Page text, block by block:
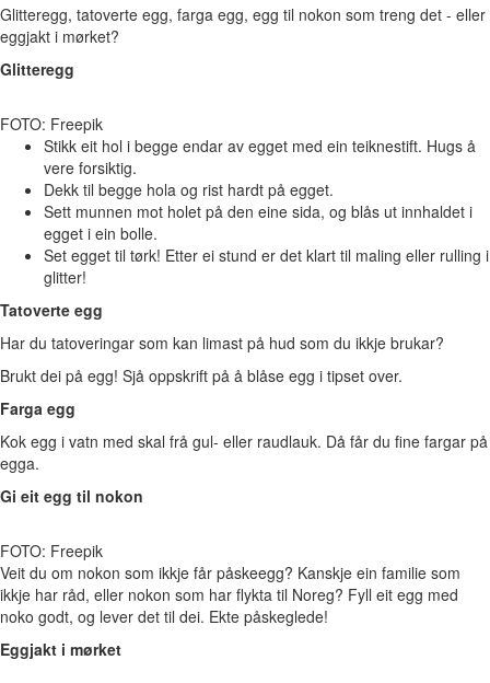
Glitteregg, tatoverte egg, farga egg, egg til nokon som treng det - eller
eggjakt i mørket?
Glitteregg
FOTO: Freepik
Stikk eit hol i begge endar av egget med ein teiknestift. Hugs å
vere forsiktig.
Dekk til begge hola og rist hardt på egget.
Sett munnen mot holet på den eine sida, og blås ut innhaldet i
egget i ein bolle.
Set egget til tørk! Etter ei stund er det klart til maling eller rulling i
glitter!
Tatoverte egg
Har du tatoveringar som kan limast på hud som du ikkje brukar?
Brukt dei på egg! Sjå oppskrift på å blåse egg i tipset over.
Farga egg
Kok egg i vatn med skal frå gul- eller raudlauk. Då får du fine fargar på
egga.
Gi eit egg til nokon
FOTO: Freepik
Veit du om nokon som ikkje får påskeegg? Kanskje ein familie som
ikkje har råd, eller nokon som har flykta til Noreg? Fyll eit egg med
noko godt, og lever det til dei. Ekte påskeglede!
Eggjakt i mørket